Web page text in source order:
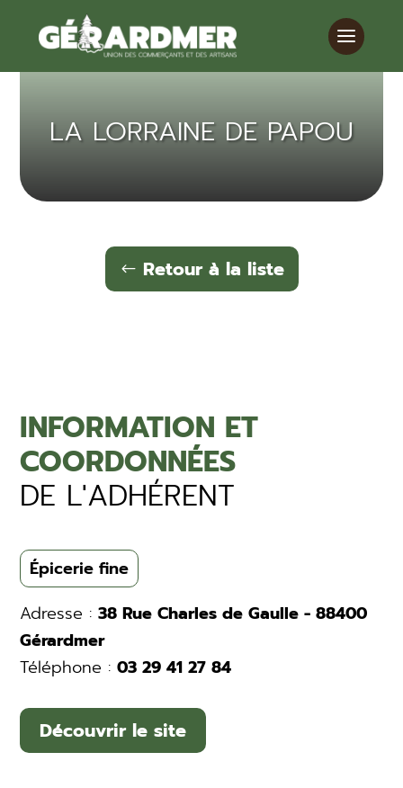
Panneau de gestion des cookies
LA LORRAINE DE PAPOU
Retour à la liste
INFORMATION ET
COORDONNÉES
DE L'ADHÉRENT
Épicerie fine
Adresse :38 Rue Charles de Gaulle - 88400
Gérardmer
Téléphone :03 29 41 27 84
Découvrir le site